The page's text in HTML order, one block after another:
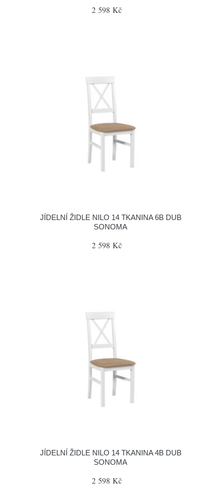
2 598 Kč
JÍDELNÍ ŽIDLE NILO 14 TKANINA 6B DUB
SONOMA
2 598 Kč
JÍDELNÍ ŽIDLE NILO 14 TKANINA 4B DUB
SONOMA
2 598 Kč